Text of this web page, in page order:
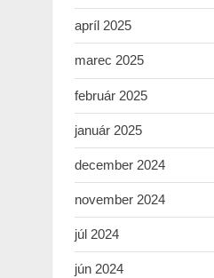
apríl 2025
marec 2025
február 2025
január 2025
december 2024
november 2024
júl 2024
jún 2024